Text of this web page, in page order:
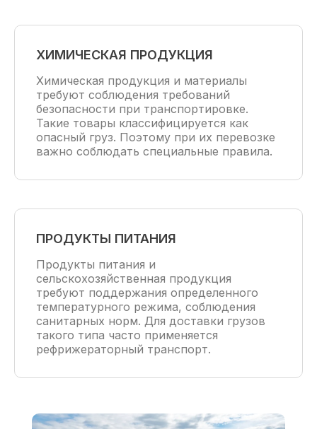
ХИМИЧЕСКАЯ ПРОДУКЦИЯ
Химическая продукция и материалы
требуют соблюдения требований
безопасности при транспортировке.
Такие товары классифицируется как
опасный груз. Поэтому при их перевозке
важно соблюдать специальные правила.
ПРОДУКТЫ ПИТАНИЯ
Продукты питания и
сельскохозяйственная продукция
требуют поддержания определенного
температурного режима, соблюдения
санитарных норм. Для доставки грузов
такого типа часто применяется
рефрижераторный транспорт.